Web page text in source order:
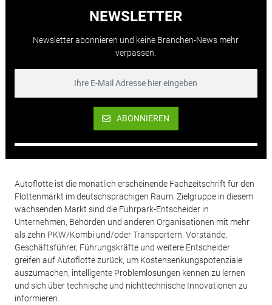
NEWSLETTER
Newsletter abonnieren und keine Branchen-News mehr
verpassen.
ABONNIEREN
Autoflotte ist die monatlich erscheinende Fachzeitschrift für den
Flottenmarkt im deutschsprachigen Raum. Zielgruppe in diesem
wachsenden Markt sind die Fuhrpark-Entscheider in
Unternehmen, Behörden und anderen Organisationen mit mehr
als zehn PKW/Kombi und/oder Transportern. Vorstände,
Geschäftsführer, Führungskräfte und weitere Entscheider
greifen auf Autoflotte zurück, um Kostensenkungspotenziale
auszumachen, intelligente Problemlösungen kennen zu lernen
und sich über technische und nichttechnische Innovationen zu
informieren.